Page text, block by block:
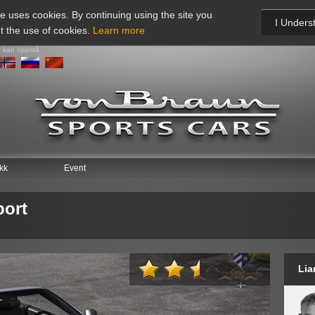
uses cookies. By continuing using the site you
the use of cookies. Learn more
I
kan oppstå
Event
* This
*
*
*
*